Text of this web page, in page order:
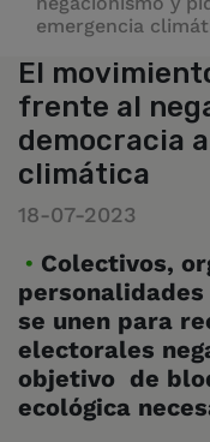
emergencia
El
frente al
democracia
climática
18-07-2023
Colectivos,
se unen para
electorales
objetivo de
ecológica